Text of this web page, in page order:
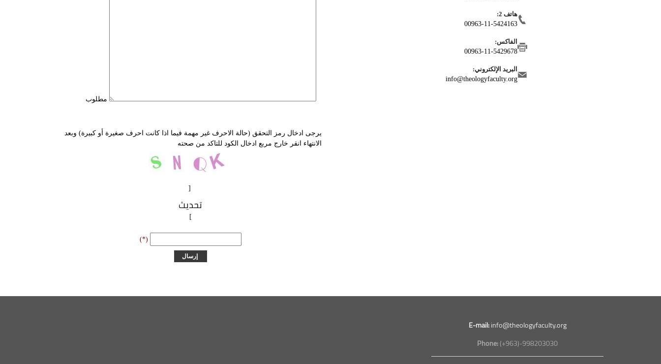
هاتف 2:
00963-11-5424163
الفاكس:
00963-11-5429678
البريد الإلكتروني:
info@theologyfaculty.org
مطلوب
يرجى ادخال رمز التحقق (حالة الاحرف غير مهمة فيما اذا كانت احرف صغيرة أو كبيرة) وبعد
الانتهاء انقر خارج مربع ادخال الكود للتاكد من صحته
[
تحديث
]
(*)
E-mail:info@theologyfaculty.org
Phone:(+963)-998203030